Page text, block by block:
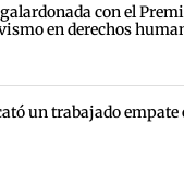
con el
en derechos
un trabajado empate